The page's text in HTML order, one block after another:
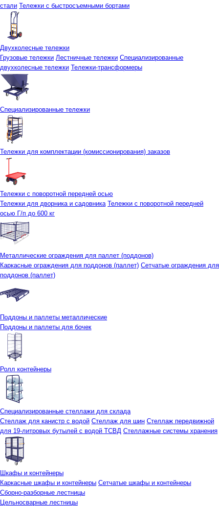
стали Тележки с быстросъемными бортами
Двухколесные тележки
Грузовые тележки Лестничные тележки Специализированные
двухколесные тележки Тележки-трансформеры
Специализированные тележки
Тележки для комплектации (комиссионирования) заказов
Тележки с поворотной передней осью
Тележки для дворника и садовника Тележки с поворотной передней
осью Г/п до 600 кг
Металлические ограждения для паллет (поддонов)
Каркасные ограждения для поддонов (паллет) Сетчатые ограждения для
поддонов (паллет)
Поддоны и паллеты металлические
Поддоны и паллеты для бочек
Ролл контейнеры
Специализированные стеллажи для склада
Стеллаж для канистр с водой Стеллаж для шин Стеллаж передвижной
для 19-литровых бутылей с водой ТСВД Стеллажные системы хранения
Шкафы и контейнеры
Каркасные шкафы и контейнеры Сетчатые шкафы и контейнеры
Сборно-разборные лестницы
Цельносварные лестницы